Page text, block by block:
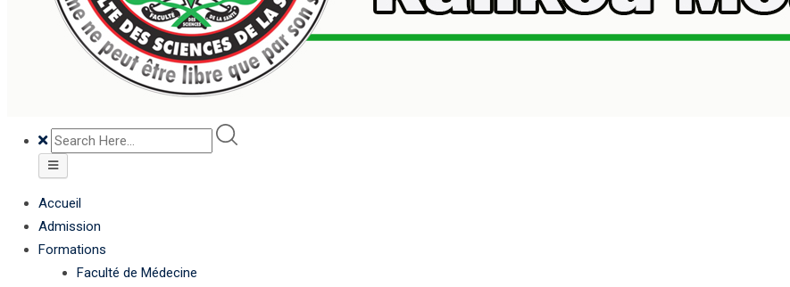
Accueil
Admission
Formations
Faculté de Médecine